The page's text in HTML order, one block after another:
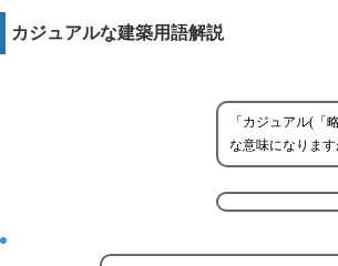
カジュアルな建築用語解説
「カジュアル(「
な意味になります